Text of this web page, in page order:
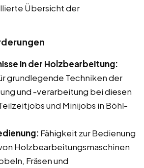
Übersicht der
in der Holzbearbeitung:
grundlegende Techniken der
und -verarbeitung bei diesen
und Minijobs in Böhl-
Fähigkeit zur Bedienung
Holzbearbeitungsmaschinen
Fräsen und